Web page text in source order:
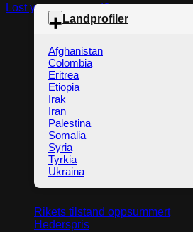
Landprofiler
Afghanistan
Colombia
Eritrea
Etiopia
Irak
Iran
Palestina
Somalia
Syria
Tyrkia
Ukraina
Rikets tilstand oppsummert
Hederspris
Lost your password?